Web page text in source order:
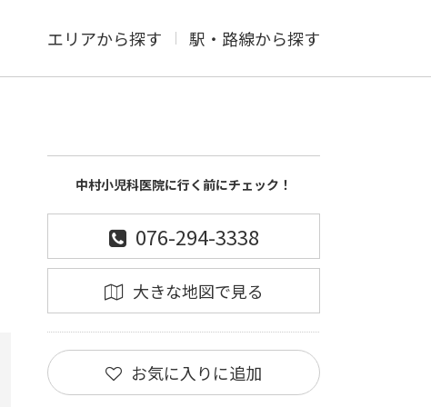
エリアから探す 駅・路線から探す
中村小児科医院に行く前にチェック！
076-294-3338
大きな地図で見る
お気に入りに追加